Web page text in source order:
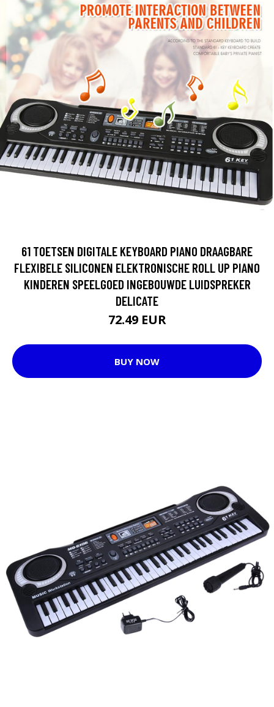
61 TOETSEN DIGITALE KEYBOARD PIANO DRAAGBARE
FLEXIBELE SILICONEN ELEKTRONISCHE ROLL UP PIANO
KINDEREN SPEELGOED INGEBOUWDE LUIDSPREKER
DELICATE
72.49 EUR
BUY NOW